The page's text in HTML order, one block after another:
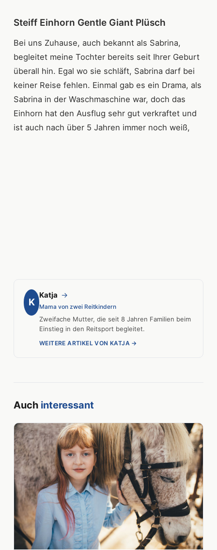
Steiff Einhorn Gentle Giant Plüsch
Bei uns Zuhause, auch bekannt als Sabrina,
begleitet meine Tochter bereits seit Ihrer Geburt
überall hin. Egal wo sie schläft, Sabrina darf bei
keiner Reise fehlen. Einmal gab es ein Drama, als
Sabrina in der Waschmaschine war, doch das
Einhorn hat den Ausflug sehr gut verkraftet und
ist auch nach über 5 Jahren immer noch weiß,
K
Katja →
Mama von zwei Reitkindern
Zweifache Mutter, die seit 8 Jahren Familien beim
Einstieg in den Reitsport begleitet.
WEITERE ARTIKEL VON KATJA →
Auch interessant